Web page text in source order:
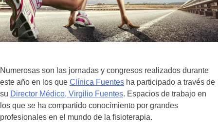
Numerosas son las jornadas y congresos realizados durante
este año en los que Clínica Fuentes ha participado a través de
su Director Médico, Virgilio Fuentes. Espacios de trabajo en
los que se ha compartido conocimiento por grandes
profesionales en el mundo de la fisioterapia.